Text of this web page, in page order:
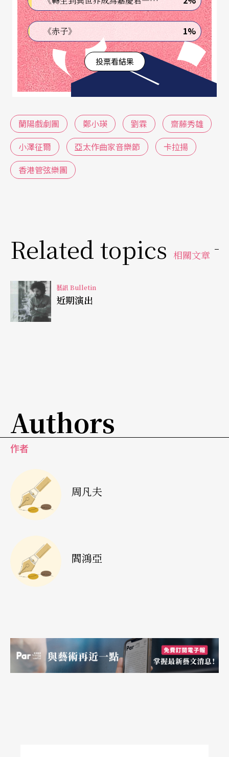
今年六十二歲的鄭小瑛坦言近年在中央歌劇院的工
作有些力不從心，深感在「大鍋飯」的體制下，既
無力改善劇院的排練效果，而工作又繁重，已使她
感到疲累，便不如將精力集中去做自己喜愛的音樂
推廣工作。
鄭小瑛對音樂普及工作的開始，來自一次尷尬難忘
的經驗──中央歌劇院在北京首演西洋歌劇《茶花
女》時，全劇幾乎是在觀衆的談笑聲、咳嗽聲、嗑
瓜子聲中勉强演完。自此，她便積極從事向大衆普
兩年前，鄭小瑛又與大提琴家司徒志文共同籌辦了
多位成員，均爲中央文藝團體或院校中的佼佼者，
年齡由二十多至六十多。兩年來已演出了五十多
中國文化部副部長陳昌本，於七月八日北京中央音
樂學院教職員大會上宣佈，文化部已委任作曲家劉
劉霖現年五十二歲，早年於中央音樂學院作曲系畢
業，曾赴法國巴黎音樂師範學院深造三年。返國後
務，寫有管弦樂作品《那達慕》、組曲《櫻花時
節》等。
被認爲是當今偉大作曲家之一，自九○年定居於德
國漢堡的施尼特克（Alfred Schnittke），於九○年
《赤子》 1%
投票看結果
蘭陽戲劇團 鄭小瑛 劉霖
齋藤秀雄
小澤征爾
亞太作曲家音樂節
卡拉揚
香港管弦樂團
Related topics 相關文章
藝訊 Bulletin
近期演出
Authors
作者
周凡夫
閻鴻亞